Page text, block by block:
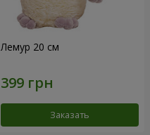
Лемур 20 см
Заказать